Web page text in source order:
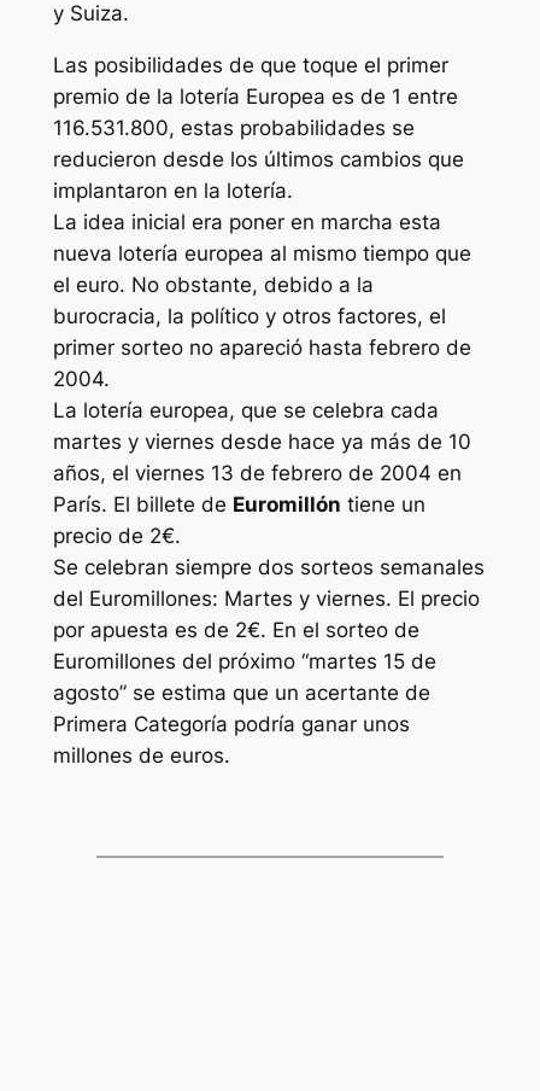
y Suiza.
Las posibilidades de que toque el primer
premio de la lotería Europea es de 1 entre
116.531.800, estas probabilidades se
reducieron desde los últimos cambios que
implantaron en la lotería.
La idea inicial era poner en marcha esta
nueva lotería europea al mismo tiempo que
el euro. No obstante, debido a la
burocracia, la político y otros factores, el
primer sorteo no apareció hasta febrero de
2004.
La lotería europea, que se celebra cada
martes y viernes desde hace ya más de 10
años, el viernes 13 de febrero de 2004 en
París. El billete de Euromillón tiene un
precio de 2€.
Se celebran siempre dos sorteos semanales
del Euromillones: Martes y viernes. El precio
por apuesta es de 2€. En el sorteo de
Euromillones del próximo “martes 15 de
agosto” se estima que un acertante de
Primera Categoría podría ganar unos
millones de euros.